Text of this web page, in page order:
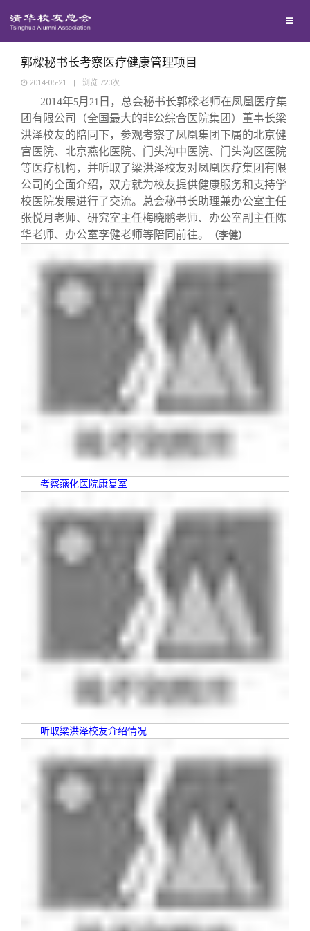
地区联络
年级联络
院系校友工作
专业委员会
兴趣群体
西南联大校友会
回馈母校
捐赠项目
捐赠新闻
捐赠纪事
捐赠方法
义工计划
媒体平台
《清华校友通讯》
《水木清华》
我要订阅
新媒体平台
百年清华
清华人物
清华故事
青春风采
校友讲坛
校友视界
校友服务
终身学习
信息化服务
实用信息
校友总会
总会简介
总会章程
理事会名单
联系我们
关闭
郭樑秘书长考察医疗健康管理项目
2014-05-21 | 浏览 723次
2014年5月 21 日，总会秘书长郭樑老师在凤凰医疗集
团有限公司（全国最大的非公综合医院集团）董事长梁
洪泽校友的陪同下，参观考察了凤凰集团下属的北京健
宫医院、北京燕化医院、门头沟中医院、门头沟区医院
等医疗机构，并听取了梁洪泽校友对凤凰医疗集团有限
公司的全面介绍，双方就为校友提供健康服务和支持学
校医院发展进行了交流。总会秘书长助理兼办公室主任
张悦月老师、研究室主任梅晓鹏老师、办公室副主任陈
华老师、办公室李健老师等陪同前往。
（李健）
考察燕化医院康复室
听取梁洪泽校友介绍情况